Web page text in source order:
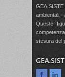
ambientali,
Queste
stesura del